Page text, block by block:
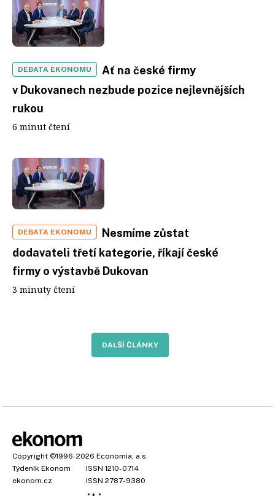
DEBATA EKONOMU
Ať na české firmy
v Dukovanech nezbude pozice nejlevnějších
rukou
6 minut čtení
DEBATA EKONOMU
Nesmíme zůstat
dodavateli třetí kategorie, říkají české
firmy o výstavbě Dukovan
3 minuty čtení
DALŠÍ ČLÁNKY
Copyright ©1996-2026 Economia, a.s.
Týdeník Ekonom
ISSN 1210-0714
ekonom.cz
ISSN 2787-9380